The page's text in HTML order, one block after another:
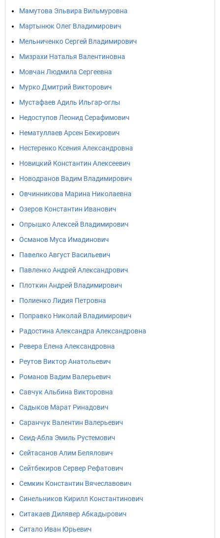
Мамутова Эльвира Вильмуровна
Мартынюк Олег Владимирович
Мельниченко Сергей Владимирович
Мизрахи Наталья Валентиновна
Мовчан Людмила Сергеевна
Мурко Дмитрий Викторович
Мустафаев Адиль Ильгар-оглы
Недоступов Леонид Серафимович
Нематуллаев Арсен Бекирович
Нестеренко Ксения Александровна
Новицкий Константин Алексеевич
Новодранов Вадим Владимирович
Овчинникова Марина Николаевна
Озеров Константин Иванович
Опрышко Алексей Владимирович
Османов Муса Имадинович
Павелко Август Васильевич
Павленко Андрей Александрович
Плоткин Андрей Владимирович
Полиенко Лидия Петровна
Поправко Николай Владимирович
Радостина Александра Александровна
Ревера Елена Александровна
Реутов Виктор Анатольевич
Романов Вадим Валерьевич
Савчук Альбина Викторовна
Садыков Марат Ринадович
Саранчук Валентин Валерьевич
Сеид-Абла Эмиль Рустемович
Сейтасанов Алим Белялович
Сейтбекиров Сервер Рефатович
Семкин Константин Вячеславович
Синельников Кирилл Константинович
Ситакаев Дилявер Абкадырович
Ситало Иван Юрьевич